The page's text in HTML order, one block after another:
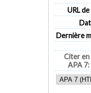
URL
Dernière
Citer en
APA 7: